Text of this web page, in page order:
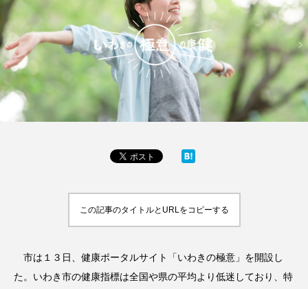
この記事のタイトルとURLをコピーする
市は１３日、健康ポータルサイト「いわきの極意」を開設し
た。いわき市の健康指標は全国や県の平均より低迷しており、特